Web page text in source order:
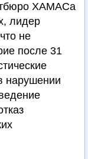
ХАМАСа
лидер
не
после 31
нарушении